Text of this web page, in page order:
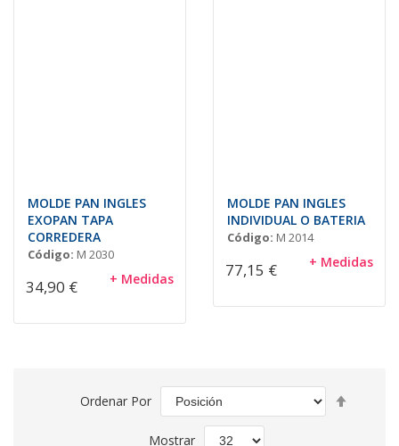
MOLDE PAN INGLES
EXOPAN TAPA
CORREDERA
Código: M 2030
34,90 € + Medidas
MOLDE PAN INGLES
INDIVIDUAL O BATERIA
Código: M 2014
77,15 € + Medidas
Ordenar Por
Mostrar